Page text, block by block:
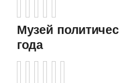
Музей
года